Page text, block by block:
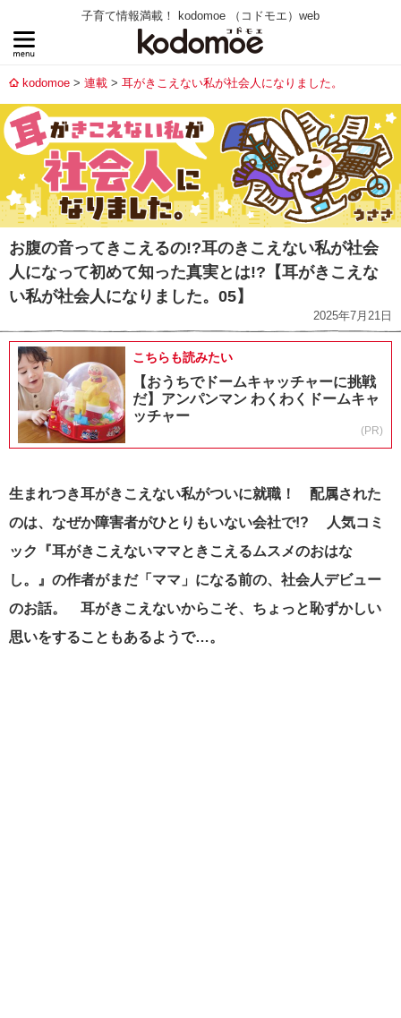
子育て情報満載！ kodomoe （コドモエ）web
kodomoe 連載 耳がきこえない私が社会人になりました。
お腹の音ってきこえるの!?耳のきこえない私が社会
人になって初めて知った真実とは!?【耳がきこえな
い私が社会人になりました。05】
2025年7月21日
こちらも読みたい
【おうちでドームキャッチャーに挑戦
だ】アンパンマン わくわくドームキャ
ッチャー
(PR)
生まれつき耳がきこえない私がついに就職！ 配属された
のは、なぜか障害者がひとりもいない会社で!? 人気コミ
ック『耳がきこえないママときこえるムスメのおはな
し。』の作者がまだ「ママ」になる前の、社会人デビュー
のお話。 耳がきこえないからこそ、ちょっと恥ずかしい
思いをすることもあるようで…。